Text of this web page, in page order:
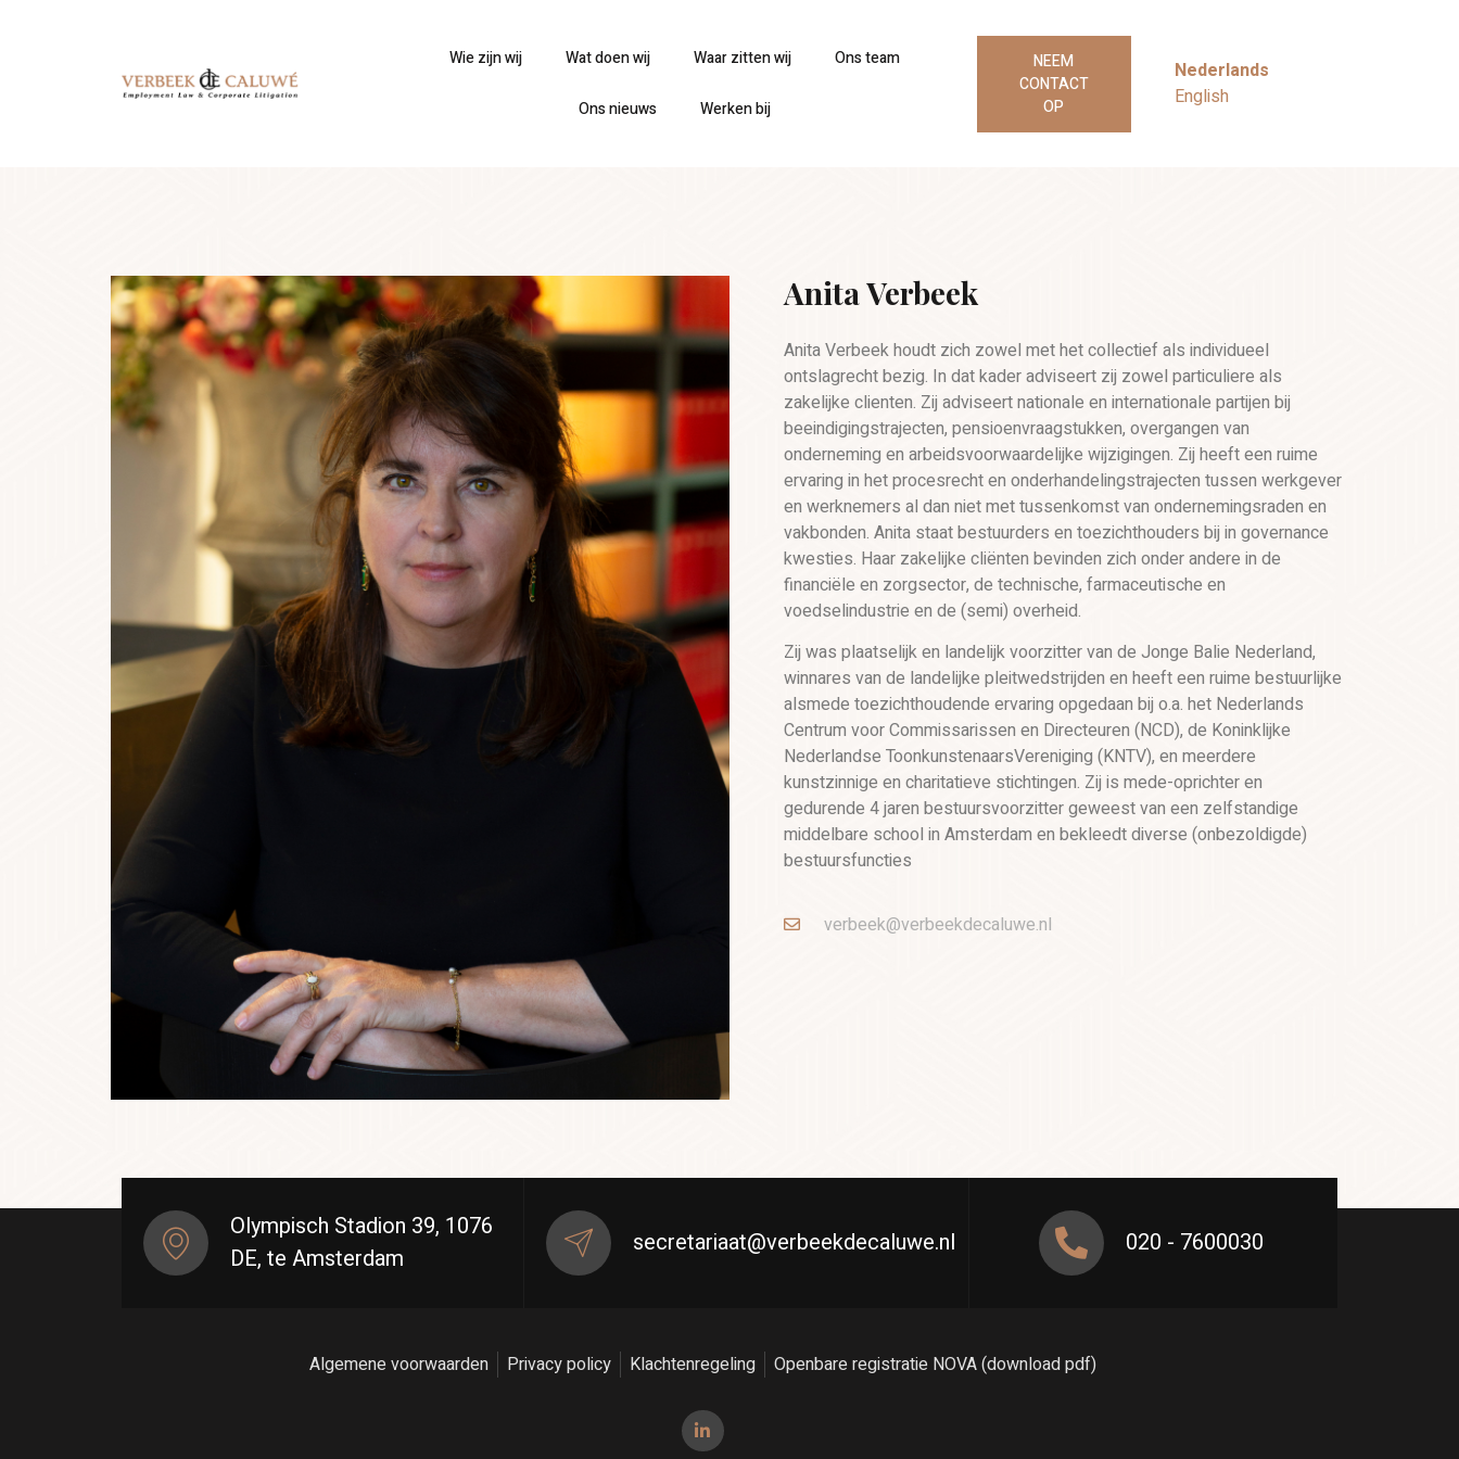
Wie zijn wij Wat doen wij Waar zitten wij Ons team
Ons nieuws Werken bij
NEEM
CONTACT
OP
Nederlands
English
Anita Verbeek
Anita Verbeek houdt zich zowel met het collectief als individueel
ontslagrecht bezig. In dat kader adviseert zij zowel particuliere als
zakelijke clienten. Zij adviseert nationale en internationale partijen bij
beeindigingstrajecten, pensioenvraagstukken, overgangen van
onderneming en arbeidsvoorwaardelijke wijzigingen. Zij heeft een ruime
ervaring in het procesrecht en onderhandelingstrajecten tussen werkgever
en werknemers al dan niet met tussenkomst van ondernemingsraden en
vakbonden. Anita staat bestuurders en toezichthouders bij in governance
kwesties. Haar zakelijke cliënten bevinden zich onder andere in de
financiële en zorgsector, de technische, farmaceutische en
voedselindustrie en de (semi) overheid.
Zij was plaatselijk en landelijk voorzitter van de Jonge Balie Nederland,
winnares van de landelijke pleitwedstrijden en heeft een ruime bestuurlijke
alsmede toezichthoudende ervaring opgedaan bij o.a. het Nederlands
Centrum voor Commissarissen en Directeuren (NCD), de Koninklijke
Nederlandse ToonkunstenaarsVereniging (KNTV), en meerdere
kunstzinnige en charitatieve stichtingen. Zij is mede-oprichter en
gedurende 4 jaren bestuursvoorzitter geweest van een zelfstandige
middelbare school in Amsterdam en bekleedt diverse (onbezoldigde)
bestuursfuncties
verbeek@verbeekdecaluwe.nl
Olympisch Stadion 39, 1076
DE, te Amsterdam
secretariaat@verbeekdecaluwe.nl 020 - 7600030
Algemene voorwaarden Privacy policy Klachtenregeling Openbare registratie NOVA (download pdf)